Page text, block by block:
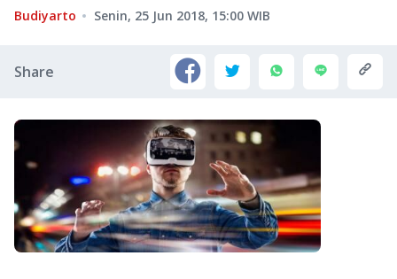
Budiyarto Senin, 25 Jun 2018, 15:00 WIB
Share